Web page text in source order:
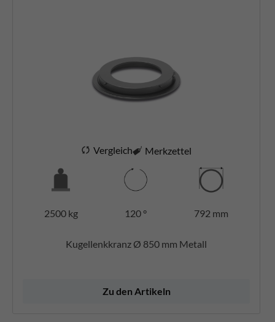
Vergleich Merkzettel
2500 kg 120 ° 792 mm
Kugellenkkranz Ø 850 mm Metall
Zu den Artikeln